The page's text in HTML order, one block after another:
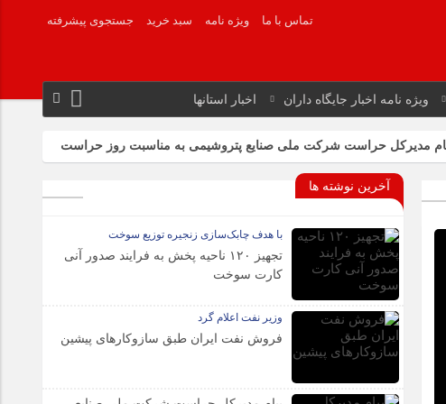
تماس با ما ویژه نامه سبد خرید جستجوی پیشرفته
ویژه نامه اخبار جایگاه داران اخبار استانها
مدیرکل حراست شرکت ملی صنایع پتروشیمی به مناسبت روز حراست
سوم گامی بلند به سوی حمل‌ونقل سبز
ملی گاز
آخرین نوشته ها
با هدف چابک‌سازی زنجیره توزیع سوخت
تجهیز ۱۲۰ ناحیه پخش به فرایند صدور آنی
کارت سوخت
وزیر نفت اعلام گرد
فروش نفت ایران طبق سازوکارهای پیشین